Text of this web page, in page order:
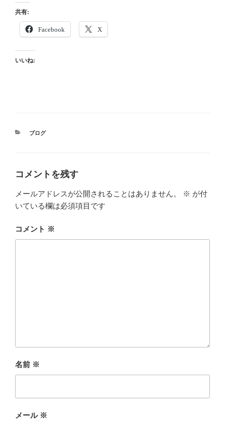
共有:
Facebook X
いいね:
カ
ブログ
コメントを残す
メールアドレスが公開されることはありません。 ※ が付
いている欄は必須項目です
コメント ※
名前 ※
メール ※